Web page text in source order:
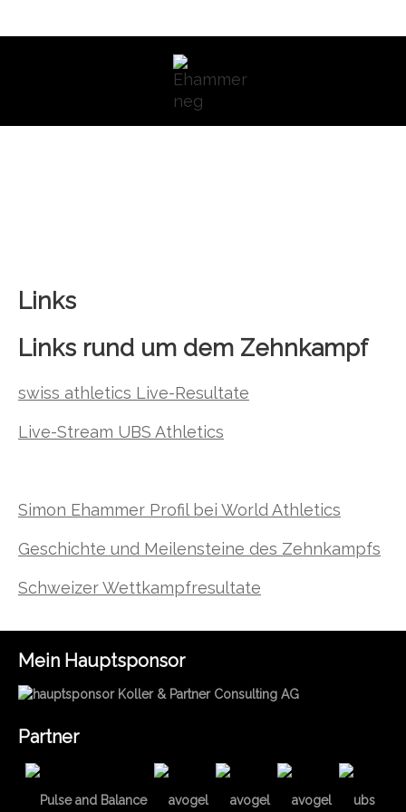
Links
Links rund um dem Zehnkampf
swiss athletics Live-Resultate
Live-Stream UBS Athletics
Simon Ehammer Profil bei World Athletics
Geschichte und Meilensteine des Zehnkampfs
Schweizer Wettkampfresultate
Mein Hauptsponsor
Partner